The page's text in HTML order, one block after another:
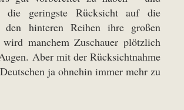
die geringste Rücksicht auf die
den hinteren Reihen ihre großen
manchem Zuschauer plötzlich
Aber mit der Rücksichtnahme
ja ohnehin immer mehr zu